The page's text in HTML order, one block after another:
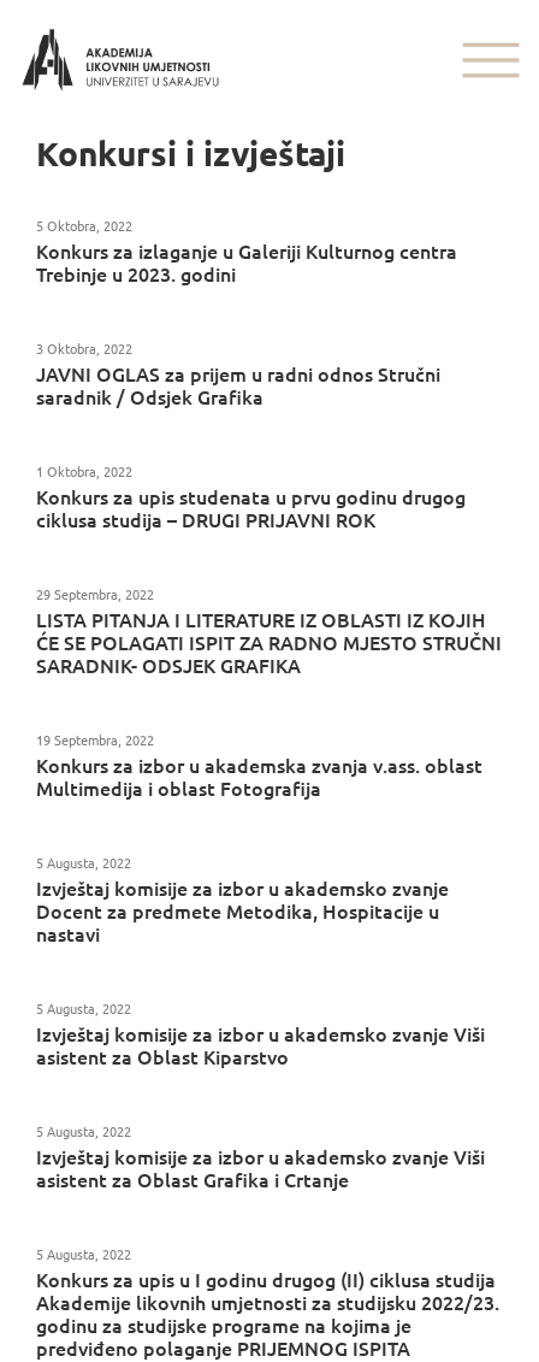
Konkursi i izvještaji
Konkurs za izlaganje u Galeriji Kulturnog centra
Trebinje u 2023. godini
5 Oktobra, 2022
JAVNI OGLAS za prijem u radni odnos Stručni
saradnik / Odsjek Grafika
3 Oktobra, 2022
Konkurs za upis studenata u prvu godinu drugog
ciklusa studija – DRUGI PRIJAVNI ROK
1 Oktobra, 2022
LISTA PITANJA I LITERATURE IZ OBLASTI IZ KOJIH
ĆE SE POLAGATI ISPIT ZA RADNO MJESTO STRUČNI
SARADNIK- ODSJEK GRAFIKA
29 Septembra, 2022
Konkurs za izbor u akademska zvanja v.ass. oblast
Multimedija i oblast Fotografija
19 Septembra, 2022
Izvještaj komisije za izbor u akademsko zvanje
Docent za predmete Metodika, Hospitacije u
nastavi
5 Augusta, 2022
Izvještaj komisije za izbor u akademsko zvanje Viši
asistent za Oblast Kiparstvo
5 Augusta, 2022
Izvještaj komisije za izbor u akademsko zvanje Viši
asistent za Oblast Grafika i Crtanje
5 Augusta, 2022
Konkurs za upis u I godinu drugog (II) ciklusa studija
Akademije likovnih umjetnosti za studijsku 2022/23.
godinu za studijske programe na kojima je
predviđeno polaganje PRIJEMNOG ISPITA
5 Augusta, 2022